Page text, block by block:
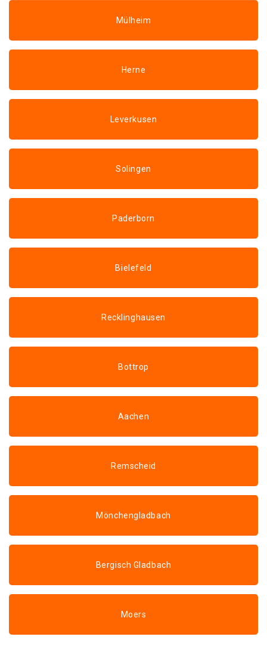
Mülheim
Herne
Leverkusen
Solingen
Paderborn
Bielefeld
Recklinghausen
Bottrop
Aachen
Remscheid
Mönchengladbach
Bergisch Gladbach
Moers